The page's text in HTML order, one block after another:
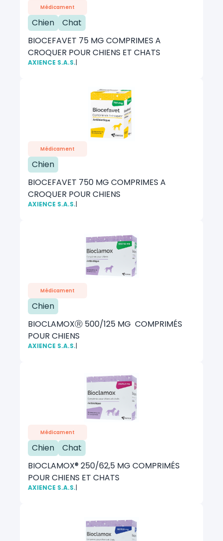
Médicament
Chien
Chat
BIOCEFAVET 75 MG COMPRIMES A
CROQUER POUR CHIENS ET CHATS
AXIENCE S.A.S.|
Médicament
Chien
BIOCEFAVET 750 MG COMPRIMES A
CROQUER POUR CHIENS
AXIENCE S.A.S.|
Médicament
Chien
BIOCLAMOXⓇ 500/125 MG COMPRIMÉS
POUR CHIENS
AXIENCE S.A.S.|
Médicament
Chien
Chat
BIOCLAMOX® 250/62,5 MG COMPRIMÉS
POUR CHIENS ET CHATS
AXIENCE S.A.S.|